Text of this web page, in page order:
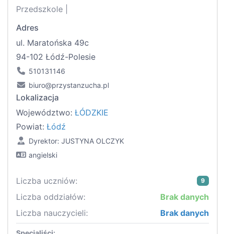
Przedszkole |
Adres
ul. Maratońska 49c
94-102 Łódź-Polesie
510131146
biuro@przystanzucha.pl
Lokalizacja
Województwo: ŁÓDZKIE
Powiat: Łódź
Dyrektor: JUSTYNA OLCZYK
angielski
Liczba uczniów: 9
Liczba oddziałów:
Brak danych
Liczba nauczycieli:
Brak danych